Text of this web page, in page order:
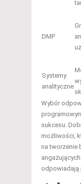
DMP
Systemy
analityczne
Wybór
sukcesu.
możliwości,
na tworzenie
odpowiadają